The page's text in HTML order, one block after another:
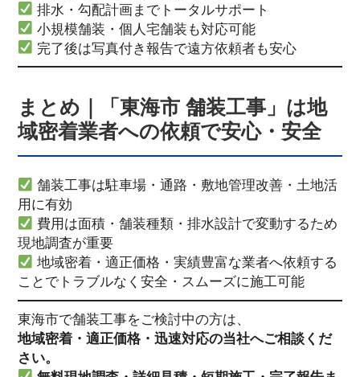
排水・勾配計画までトータルサポート
小規模舗装・個人宅舗装も対応可能
完了後は写真付き報告で遠方依頼者も安心
まとめ｜「東海市 舗装工事」は地
域密着業者への依頼で安心・安全
舗装工事は駐車場・通路・敷地管理改善・土地活
用に有効
費用は面積・舗装種類・排水設計で変動するため
現地調査が重要
地域密着・適正価格・実績豊富な業者へ依頼する
ことでトラブルなく安全・スムーズに施工可能
東海市で舗装工事をご検討中の方は、
地域密着・適正価格・迅速対応の当社へご相談くだ
さい。